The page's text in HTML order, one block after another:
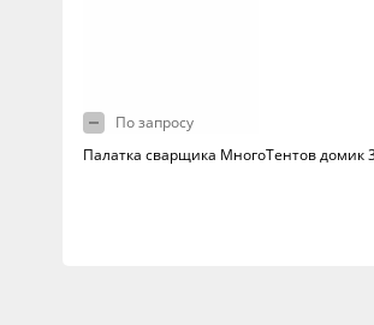
По запросу
Палатка сварщика МногоТентов домик